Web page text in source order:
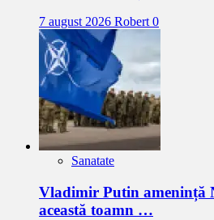
7 august 2026 Robert 0
Sanatate
Vladimir Putin amenință
această toamn …